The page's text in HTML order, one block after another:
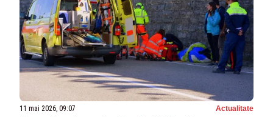
11 mai 2026, 09:07 Actualitate